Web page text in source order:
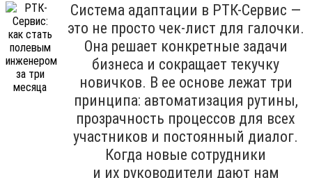
Система адаптации в РТК-Сервис —
это не просто чек-лист для галочки.
Она решает конкретные задачи
бизнеса и сокращает текучку
новичков. В ее основе лежат три
принципа: автоматизация рутины,
прозрачность процессов для всех
участников и постоянный диалог.
Когда новые сотрудники
и их руководители дают нам